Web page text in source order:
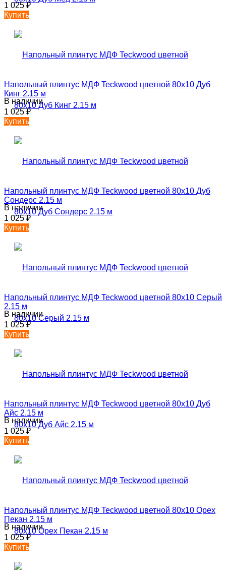
1 025₽
Купить
Напольный плинтус МДФ Teckwood цветной 80х10 Дуб
Кинг 2.15 м
В наличии
1 025₽
Купить
Напольный плинтус МДФ Teckwood цветной 80х10 Дуб
Сондерс 2.15 м
В наличии
1 025₽
Купить
Напольный плинтус МДФ Teckwood цветной 80х10 Серый
2.15 м
В наличии
1 025₽
Купить
Напольный плинтус МДФ Teckwood цветной 80х10 Дуб
Айс 2.15 м
В наличии
1 025₽
Купить
Напольный плинтус МДФ Teckwood цветной 80х10 Орех
Пекан 2.15 м
В наличии
1 025₽
Купить